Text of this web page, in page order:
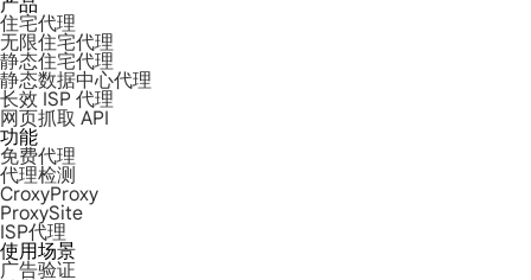
产品
住宅代理
无限住宅代理
静态住宅代理
静态数据中心代理
长效 ISP 代理
网页抓取 API
功能
免费代理
代理检测
CroxyProxy
ProxySite
ISP代理
使用场景
广告验证